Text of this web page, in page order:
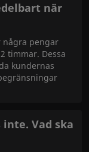
när
några pengar
timmar. Dessa
kundernas
Vad ska